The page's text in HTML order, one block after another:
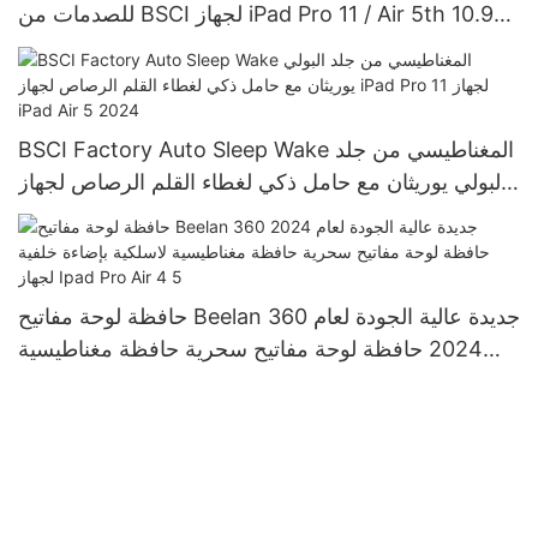
للصدمات من BSCI لجهاز iPad Pro 11 / Air 5th 10.9
مع حامل قلم شحن
BSCI Factory Auto Sleep Wake المغناطيسي من جلد
البولي يوريثان مع حامل ذكي لغطاء القلم الرصاص لجهاز
iPad Pro 11 لجهاز iPad Air 5 2024
حافظة لوحة مفاتيح Beelan 360 جديدة عالية الجودة لعام
2024 حافظة لوحة مفاتيح سحرية حافظة مغناطيسية